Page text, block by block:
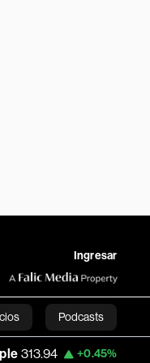
Ingresar
Podcasts
+0.45% USD COP